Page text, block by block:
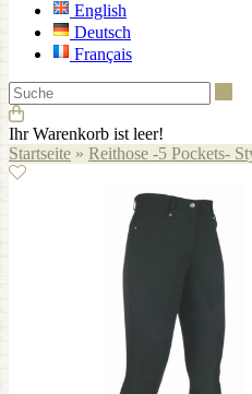
English
Deutsch
Français
Ihr Warenkorb ist leer!
Startseite » Reithose -5 Pockets-